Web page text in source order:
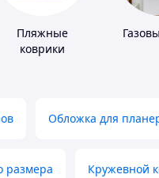
Пляжные
коврики
Обложка для
размера Кружевной